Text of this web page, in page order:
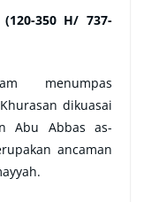
(120-350 H/ 737-
menumpas
dikuasai
Abu Abbas as-
ancaman